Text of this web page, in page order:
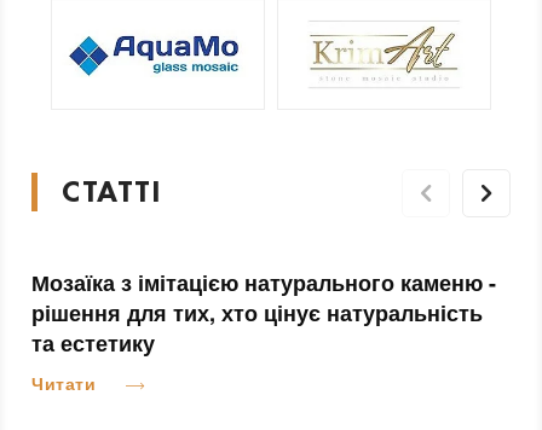
СТАТТІ
Мозаїка з імітацією натурального каменю -
рішення для тих, хто цінує натуральність
та естетику
Читати